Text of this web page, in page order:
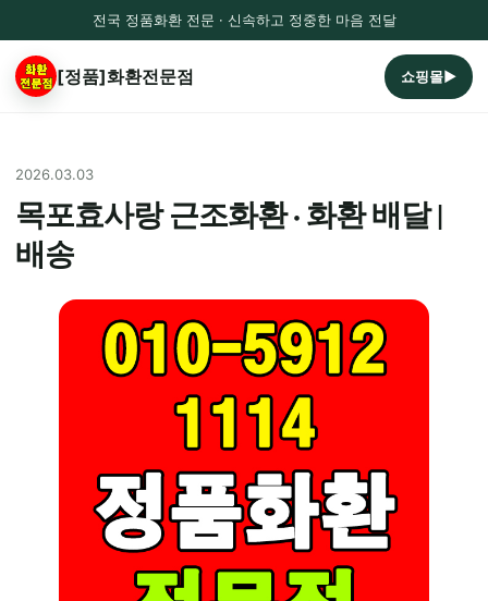
전국 정품화환 전문 · 신속하고 정중한 마음 전달
[정품]화환전문점 쇼핑몰▶
2026.03.03
목포효사랑 근조화환 · 화환 배달 |
배송